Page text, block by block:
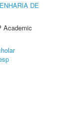
DE
Academic